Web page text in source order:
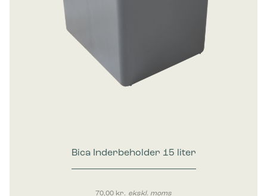
Bica Inderbeholder 15 liter
70,00 kr. ekskl. moms